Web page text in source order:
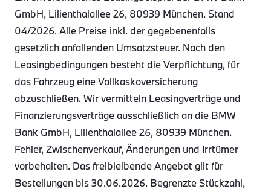
GmbH, Lilienthalallee 26, 80939 München. Stand
04/2026. Alle Preise inkl. der gegebenenfalls
gesetzlich anfallenden Umsatzsteuer. Nach den
Leasingbedingungen besteht die Verpflichtung, für
das Fahrzeug eine Vollkaskoversicherung
abzuschließen. Wir vermitteln Leasingverträge und
Finanzierungsverträge ausschließlich an die BMW
Bank GmbH, Lilienthalallee 26, 80939 München.
Fehler, Zwischenverkauf, Änderungen und Irrtümer
vorbehalten. Das freibleibende Angebot gilt für
Bestellungen bis 30.06.2026. Begrenzte Stückzahl,